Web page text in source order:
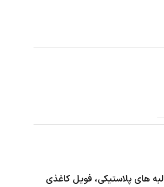
های پلاستیکی، فویل کاغذی